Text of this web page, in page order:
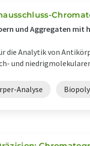
und Aggregaten mit
die Analytik von
und
Analyse